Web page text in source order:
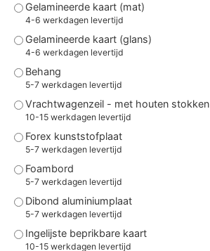
Gelamineerde kaart (mat)
4-6 werkdagen levertijd
Gelamineerde kaart (glans)
4-6 werkdagen levertijd
Behang
5-7 werkdagen levertijd
Vrachtwagenzeil - met houten stokken
10-15 werkdagen levertijd
Forex kunststofplaat
5-7 werkdagen levertijd
Foambord
5-7 werkdagen levertijd
Dibond aluminiumplaat
5-7 werkdagen levertijd
Ingelijste beprikbare kaart
10-15 werkdagen levertijd